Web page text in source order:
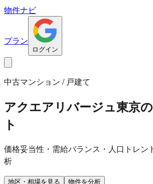
物件ナビ
プラン
ログイン
中古マンション / 戸建て
アクエアリバージュ東京
ト
価格妥当性・需給バランス・人口トレン
析
地区・相場を見る 物件を分析